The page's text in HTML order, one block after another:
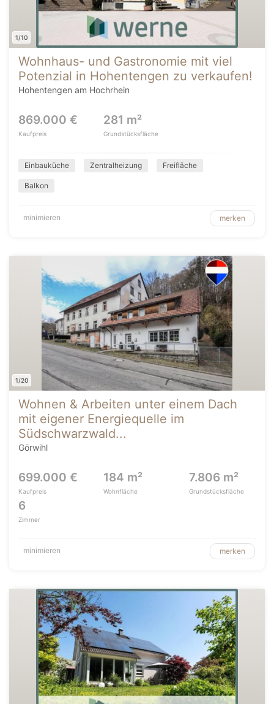
1/10
Wohnhaus- und Gastronomie mit viel
Potenzial in Hohentengen zu verkaufen!
Hohentengen am Hochrhein
869.000 €
Kaufpreis
281 m²
Grundstücksfläche
Einbauküche Zentralheizung Freifläche
Balkon
minimieren merken
1/20
Wohnen & Arbeiten unter einem Dach
mit eigener Energiequelle im
Südschwarzwald...
Görwihl
699.000 €
Kaufpreis
184 m²
Wohnfläche
7.806 m²
Grundstücksfläche
6
Zimmer
minimieren merken